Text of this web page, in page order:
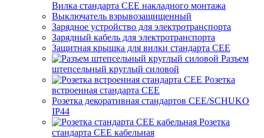
Вилка стандарта CEE накладного монтажа
Выключатель взрывозащищенный
Зарядное устройство для электротранспорта
Зарядный кабель для электротранспорта
Защитная крышка для вилки стандарта CEE
Разъем
штепсельный круглый силовой
Розетка
встроенная стандарта CEE
Розетка декоративная стандартов CEE/SCHUKO
IP44
Розетка
стандарта СЕЕ кабельная